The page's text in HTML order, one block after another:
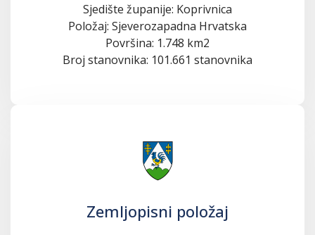
Sjedište županije: Koprivnica
Položaj: Sjeverozapadna Hrvatska
Površina: 1.748 km2
Broj stanovnika: 101.661 stanovnika
Zemljopisni položaj